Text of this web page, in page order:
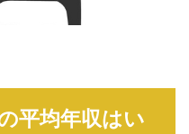
平均年収はい